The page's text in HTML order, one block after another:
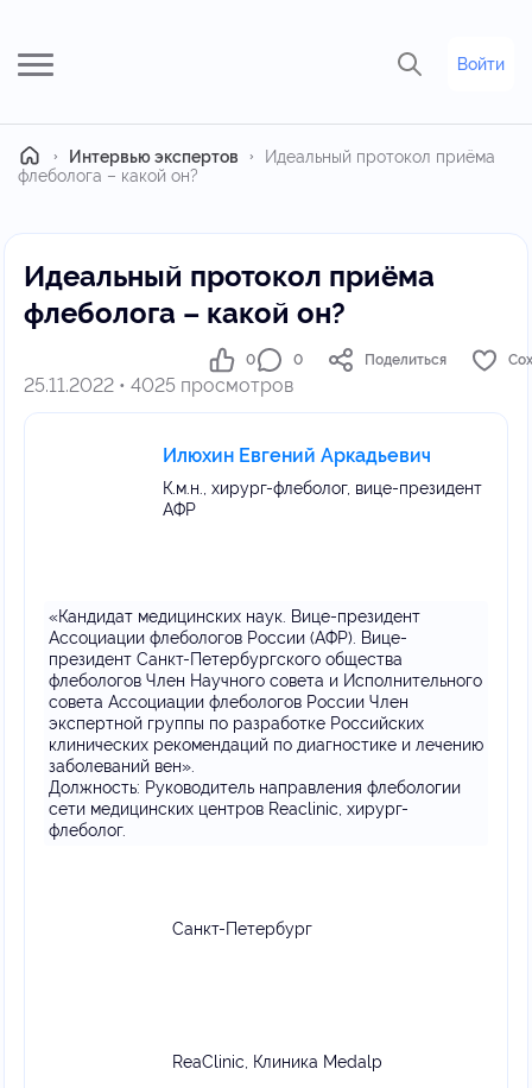
Войти
ГлавнаяИнтервью экспертов
Идеальный протокол приёма
флеболога – какой он?
Идеальный протокол приёма
флеболога – какой он?
25.11.2022 • 4025 просмотров
0 0 Поделиться
Илюхин Евгений Аркадьевич
К.м.н., хирург-флеболог, вице-президент
АФР
«Кандидат медицинских наук. Вице-президент
Ассоциации флебологов России (АФР). Вице-
президент Санкт-Петербургского общества
флебологов Член Научного совета и Исполнительного
совета Ассоциации флебологов России Член
экспертной группы по разработке Российских
клинических рекомендаций по диагностике и лечению
заболеваний вен».
Должность: Руководитель направления флебологии
сети медицинских центров Reaclinic, хирург-
флеболог.
Санкт-Петербург
ReaClinic, Клиника Medalp